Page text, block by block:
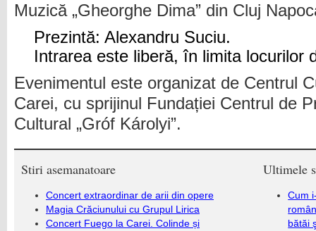
Muzică „Gheorghe Dima” din Cluj
Prezintă: Alexandru Suciu.
Intrarea este liberă, în limita locurilor
Evenimentul este organizat de Centrul
Carei, cu sprijinul Fundației Centrul de
Cultural „Gróf Károlyi”.
Stiri asemanatoare
Concert extraordinar de arii din opere
Magia Crăciunului cu Grupul Lirica
Concert Fuego la Carei. Colinde și
Ultimele
Cum
bătăi